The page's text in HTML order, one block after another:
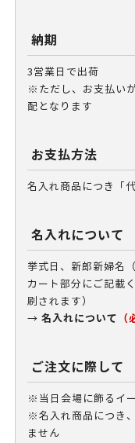
納期
3営業日で出荷
※ただし、お支払い
配となります
お支払方法
名入れ商品につき「
名入れについて
挙式日、新郎新婦名
カート部分にご記載
刷されます）
→ 名入れについて
ご注文に際して
※当日会場に飾るイ
※名入れ商品につき
ません